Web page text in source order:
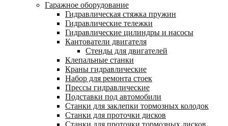
Гаражное оборудование
Гидравлическая стяжка пружин
Гидравлические тележки
Гидравлические цилиндры и насосы
Кантователи двигателя
Стенды для двигателей
Клепальные станки
Краны гидравлические
Набор для ремонта стоек
Прессы гидравлические
Подставки под автомобили
Станки для заклепки тормозных колодок
Станки для проточки дисков
Станки для проточки тормозных дисков